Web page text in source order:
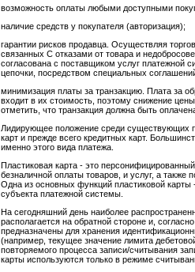
возможность оплаты любыми доступными
наличие средств у покупателя (авторизация);
гарантии рисков продавца. Осуществляя
связанных С отказами от товара и
согласована с поставщиком услуг платежной
цепочки, посредством специальных
минимизация платы за транзакцию. Плата за
входит в их стоимость, поэтому снижение
отметить, что транзакция должна быть
Лидирующее положение среди существующих
карт и прежде всего кредитных карт.
именно этого вида платежа.
Пластиковая карта - это
безналичной оплаты товаров, и услуг, а также
Одна из основных функций пластиковой
субъекта платежной системы.
На сегодняшний день наиболее
располагается на обратной стороне и,
предназначены для хранения
(например, текущее значение лимита
повторяемого процесса записи/считывания
карты используются только в режиме